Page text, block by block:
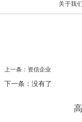
关于我们
上一条：资信企业
下一条：没有了